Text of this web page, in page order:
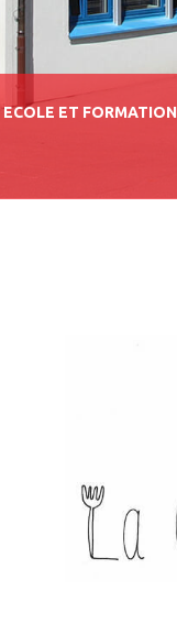
ECOLE ET FORMATION